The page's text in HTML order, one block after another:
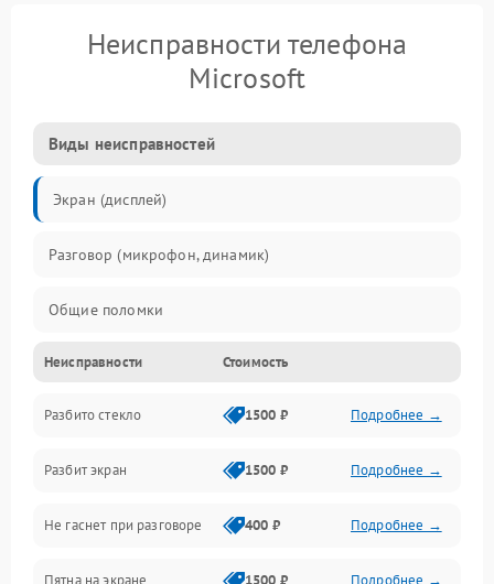
Неисправности телефона
Microsoft
Виды неисправностей
Экран (дисплей)
Разговор (микрофон, динамик)
Общие поломки
Проблемы связи
Камеры
Проблемы с дисплеем и сенсором
Зарядка
Неисправности Стоимость
Разбито стекло 1500 ₽ Подробнее →
Разбит экран 1500 ₽ Подробнее →
Не гаснет при разговоре 400 ₽ Подробнее →
Пятна на экране 1500 ₽ Подробнее →